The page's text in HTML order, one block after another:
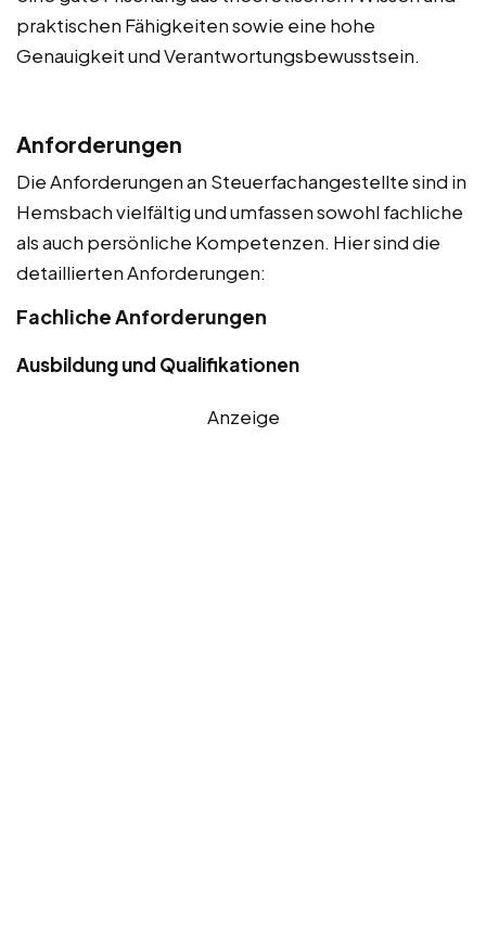
praktischen Fähigkeiten sowie eine hohe
Genauigkeit und Verantwortungsbewusstsein.
Anforderungen
Die Anforderungen an Steuerfachangestellte sind in
Hemsbach vielfältig und umfassen sowohl fachliche
als auch persönliche Kompetenzen. Hier sind die
detaillierten Anforderungen:
Fachliche Anforderungen
Ausbildung und Qualifikationen
Anzeige